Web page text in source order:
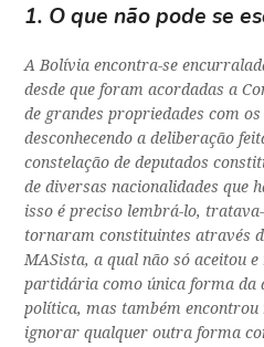
1. O que não pode se
A Bolívia encontra-se
desde que foram acordadas a
de grandes propriedades com
desconhecendo a deliberação
constelação de deputados
de diversas nacionalidades que
isso é preciso lembrá-lo, tratava-
tornaram constituintes através
MASista, a qual não só aceitou
partidária como única forma da
política, mas também encontrou
ignorar qualquer outra forma